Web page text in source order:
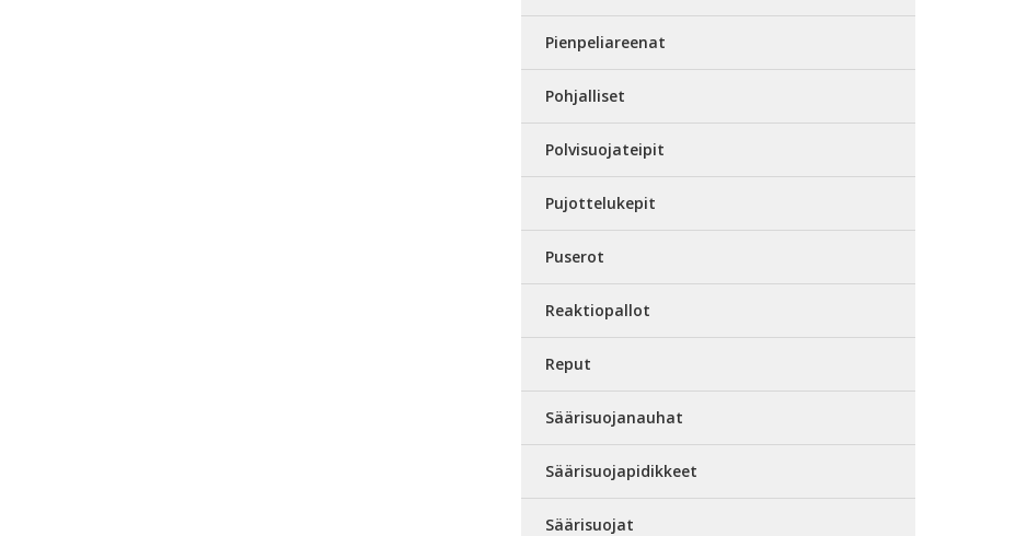
Pienpeliareenat
Pohjalliset
Polvisuojateipit
Pujottelukepit
Puserot
Reaktiopallot
Reput
Säärisuojanauhat
Säärisuojapidikkeet
Säärisuojat